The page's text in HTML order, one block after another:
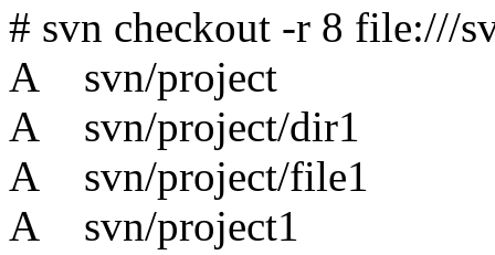
# svn checkout -r 8 file:///
A svn/project
A svn/project/dir1
A svn/project/file1
A svn/project1